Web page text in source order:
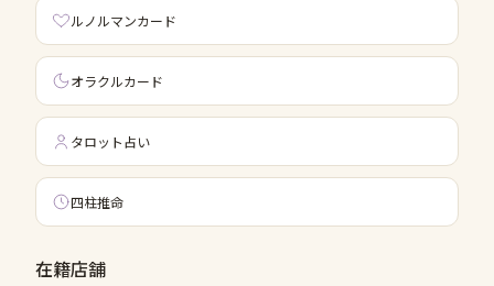
ルノルマンカード
オラクルカード
タロット占い
四柱推命
在籍店舗